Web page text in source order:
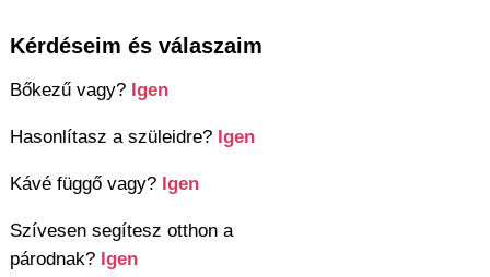
Kérdéseim és válaszaim
Bőkezű vagy? Igen
Hasonlítasz a szüleidre? Igen
Kávé függő vagy? Igen
Szívesen segítesz otthon a
párodnak? Igen